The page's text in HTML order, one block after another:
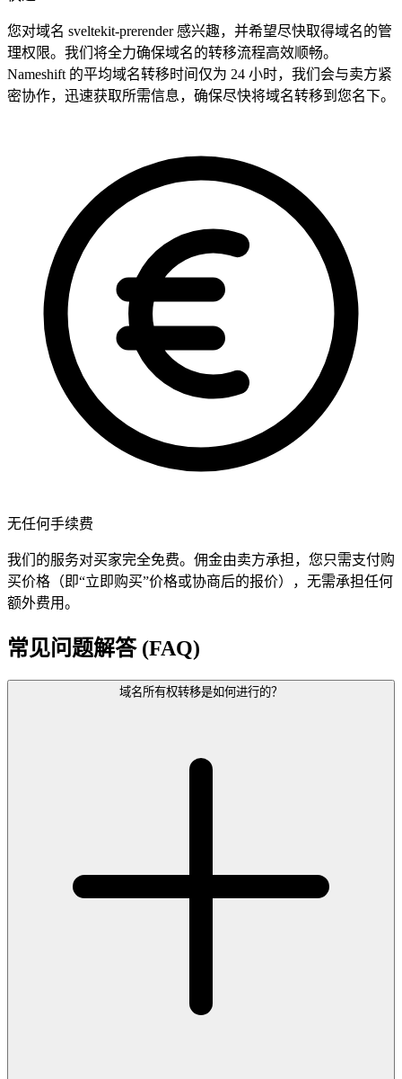
您对域名 sveltekit-prerender 感兴趣，并希望尽快取得域名的管
理权限。我们将全力确保域名的转移流程高效顺畅。
Nameshift 的平均域名转移时间仅为 24 小时，我们会与卖方紧
密协作，迅速获取所需信息，确保尽快将域名转移到您名下。
无任何手续费
我们的服务对买家完全免费。佣金由卖方承担，您只需支付购
买价格（即“立即购买”价格或协商后的报价），无需承担任何
额外费用。
常见问题解答 (FAQ)
域名所有权转移是如何进行的？